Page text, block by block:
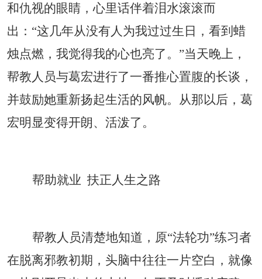
和仇视的眼睛，心里话伴着泪水滚滚而
出：“这几年从没有人为我过过生日，看到蜡
烛点燃，我觉得我的心也亮了。”当天晚上，
帮教人员与葛宏进行了一番推心置腹的长谈，
并鼓励她重新扬起生活的风帆。从那以后，葛
宏明显变得开朗、活泼了。
帮助就业 扶正人生之路
帮教人员清楚地知道，原“法轮功”练习者
在脱离邪教初期，头脑中往往一片空白，就像